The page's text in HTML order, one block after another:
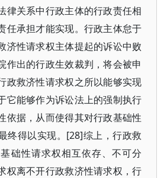
律关系中行政主体的行政责任相
任承担才能实现。行政主体怠于
济性请求权主体提起的诉讼中败
作出的行政生效裁判，将会被申
政救济性请求权之所以能够实现
它能够作为诉讼法上的强制执行
依据，从而使得其对行政基础性
终得以实现。[28]综上，行政救
础性请求权相互依存、不可分
权离不开行政救济性请求权，行